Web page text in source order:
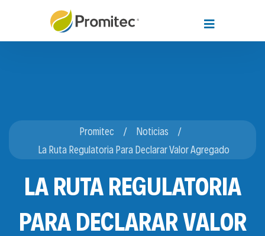
Promitec
Noticias
La Ruta Regulatoria Para Declarar Valor Agregado
LA RUTA REGULATORIA
PARA DECLARAR VALOR